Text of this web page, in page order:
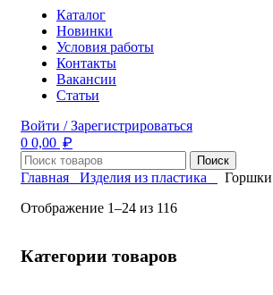
Каталог
Новинки
Условия работы
Контакты
Вакансии
Статьи
Войти / Зарегистрироваться
0 0,00 ₽
Поиск
Главная Изделия из пластика
Горшки
Отображение 1–24 из 116
Категории товаров